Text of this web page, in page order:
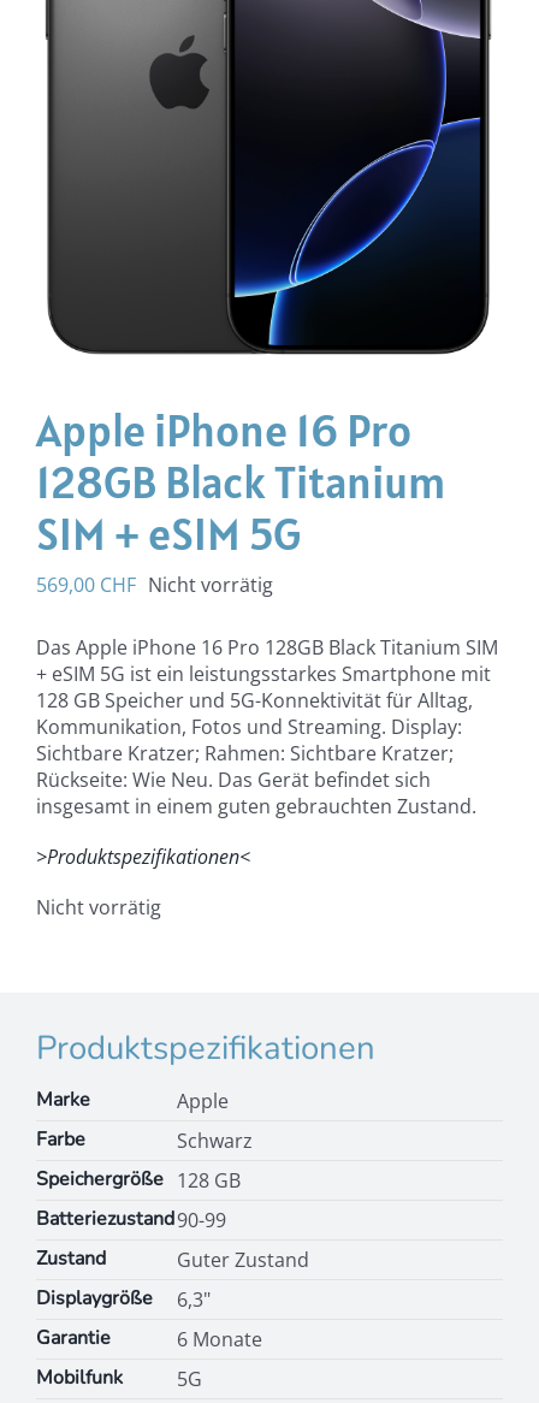
Apple iPhone 16 Pro
128GB Black Titanium
SIM + eSIM 5G
569,00 CHF Nicht vorrätig
Das Apple iPhone 16 Pro 128GB Black Titanium SIM
+ eSIM 5G ist ein leistungsstarkes Smartphone mit
128 GB Speicher und 5G-Konnektivität für Alltag,
Kommunikation, Fotos und Streaming. Display:
Sichtbare Kratzer; Rahmen: Sichtbare Kratzer;
Rückseite: Wie Neu. Das Gerät befindet sich
insgesamt in einem guten gebrauchten Zustand.
>Produktspezifikationen<
Nicht vorrätig
Produktspezifikationen
Marke
Apple
Farbe
Schwarz
Speichergröße 128 GB
Batteriezustand90-99
Zustand
Guter Zustand
Displaygröße
6,3"
Garantie
6 Monate
Mobilfunk
5G